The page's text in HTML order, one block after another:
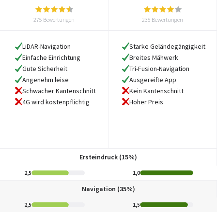
275 Bewertungen 235 Bewertungen
LiDAR-Navigation
Einfache Einrichtung
Gute Sicherheit
Angenehm leise
Schwacher Kantenschnitt
4G wird kostenpflichtig
Starke Geländegängigkeit
Breites Mähwerk
Tri-Fusion-Navigation
Ausgereifte App
Kein Kantenschnitt
Hoher Preis
Ersteindruck (15%)
2,5 1,0
Navigation (35%)
2,5 1,5